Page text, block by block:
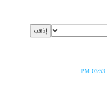
03:53 PM